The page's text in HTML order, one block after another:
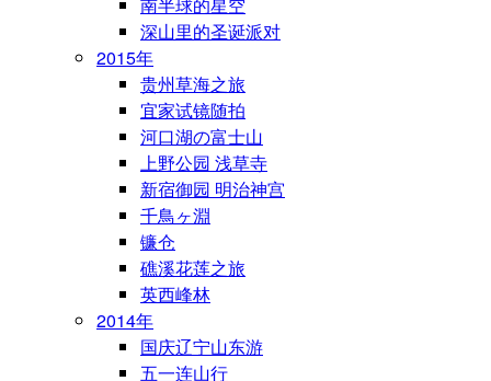
南半球的星空
深山里的圣诞派对
2015年
贵州草海之旅
宜家试镜随拍
河口湖の富士山
上野公园 浅草寺
新宿御园 明治神宫
千鳥ヶ淵
镰仓
礁溪花莲之旅
英西峰林
2014年
国庆辽宁山东游
五一连山行